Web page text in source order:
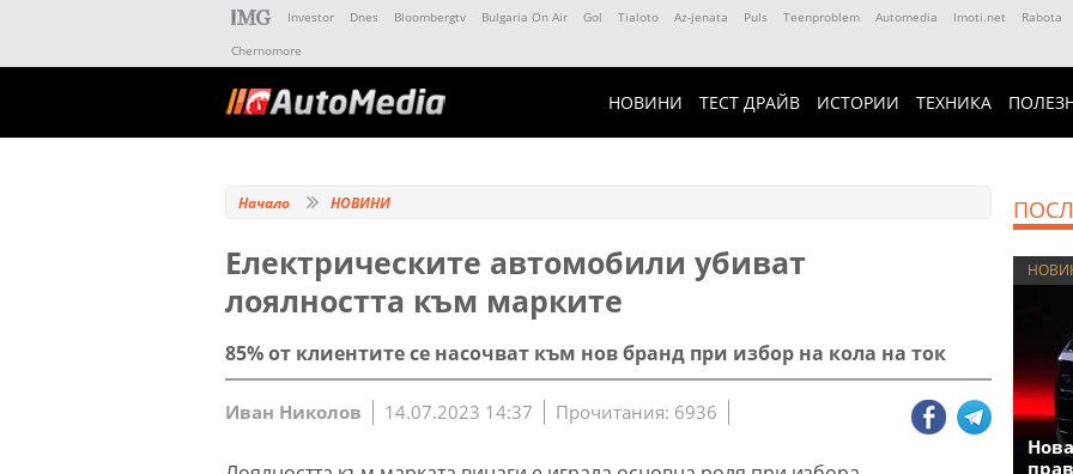
Investor Dnes Bloombergtv Bulgaria On Air Gol Tialoto Az-jenata Puls Teenproblem Automedia Imoti.net Rabota
Chernomore
НОВИНИ ТЕСТ ДРАЙВ ИСТОРИИ ТЕХНИКА
Начало НОВИНИ
Електрическите автомобили убиват
лоялността към марките
85% от клиентите се насочват към нов бранд при избор на кола на ток
Иван Николов 14.07.2023 14:37 Прочитания: 6936